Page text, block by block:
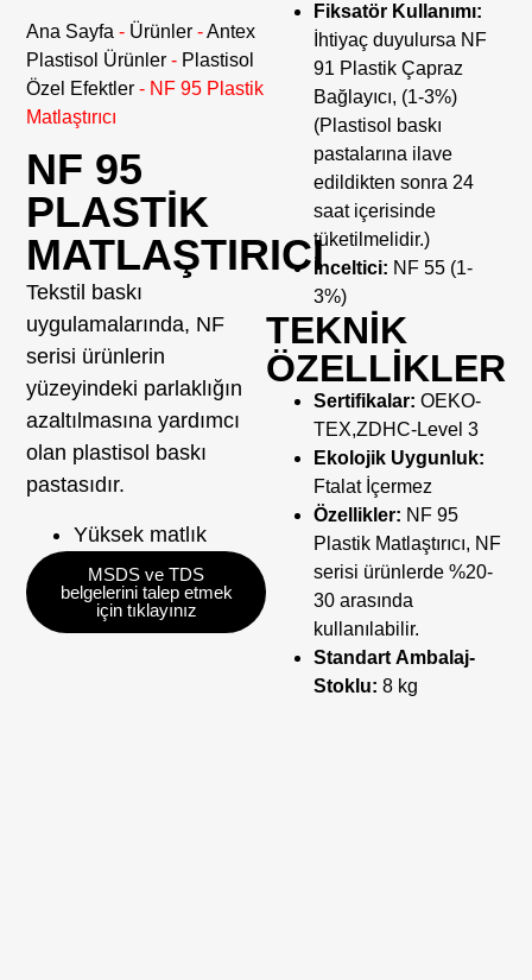
Ana Sayfa - Ürünler -Antex
Plastisol Ürünler - Plastisol
Özel Efektler - NF 95 Plastik
Matlaştırıcı
NF 95
PLASTIK
MATLAŞTIRICI
Tekstil baskı
uygulamalarında, NF
serisi ürünlerin
yüzeyindeki parlaklığın
azaltılmasına yardımcı
olan plastisol baskı
pastasıdır.
Yüksek matlık
MSDS ve TDS
belgelerini talep etmek
için tıklayınız
Fiksatör Kullanımı:
İhtiyaç duyulursa NF
91 Plastik Çapraz
Bağlayıcı, (1-3%)
(Plastisol baskı
pastalarına ilave
edildikten sonra 24
saat içerisinde
tüketilmelidir.)
İnceltici: NF 55 (1-
3%)
TEKNİK
ÖZELLİKLER
Sertifikalar: OEKO-
TEX,ZDHC-Level 3
Ekolojik Uygunluk:
Ftalat İçermez
Özellikler: NF 95
Plastik Matlaştırıcı, NF
serisi ürünlerde %20-
30 arasında
kullanılabilir.
Standart Ambalaj-
Stoklu: 8 kg